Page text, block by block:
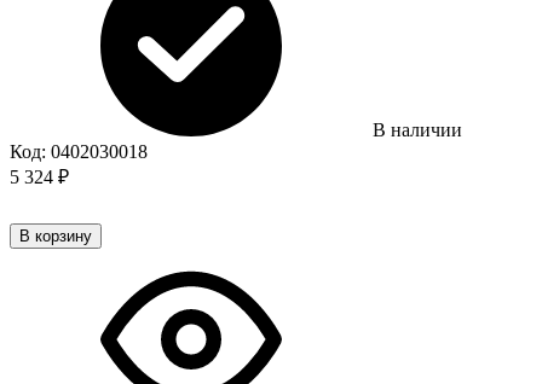
В наличии
Код: 0402030018
5 324 ₽
В корзину